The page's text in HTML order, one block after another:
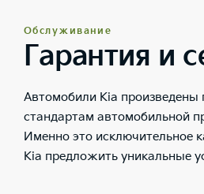
Обслуживание
Гарантия и
Автомобили Kia
стандартам автомобильной
Именно это исключительное
Kia предложить уникальные